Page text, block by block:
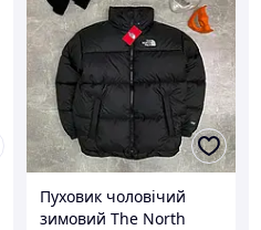
Пуховик чоловічий
зимовий The North